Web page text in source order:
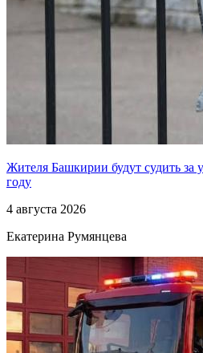
Жителя Башкирии будут судить
году
4 августа 2026
Екатерина Румянцева